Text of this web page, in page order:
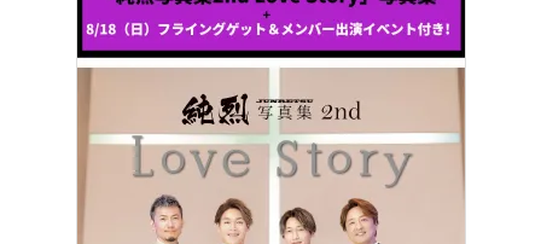
ACCOUNT MENU
ようこそ ゲスト 様
person 新規会員登録
カテゴリーから探す